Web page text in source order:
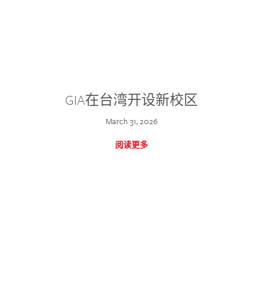
GIA在台湾开设新校区
March 31, 2026
阅读更多